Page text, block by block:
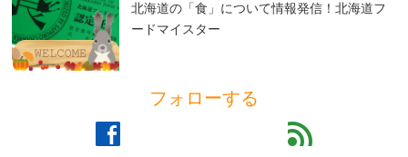
北海道の「食」について情報発信！北海道フ
ードマイスター
フォローする
facebook feed